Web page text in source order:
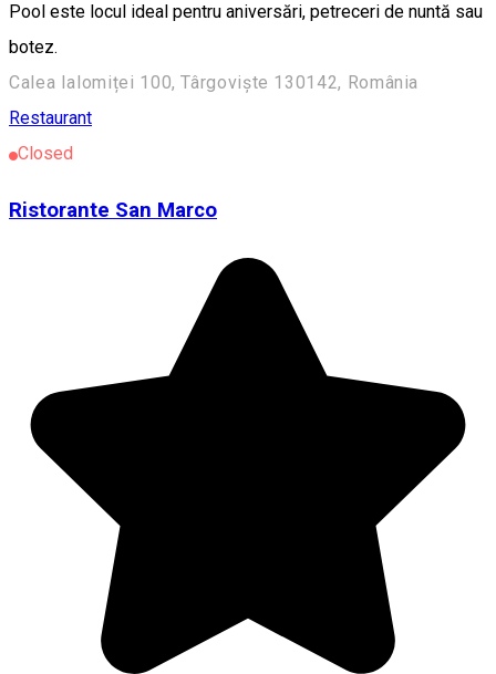
Pool este locul ideal pentru aniversări, petreceri de nuntă sau
botez.
Calea Ialomiței 100, Târgoviște 130142, România
Restaurant
Closed
Ristorante San Marco